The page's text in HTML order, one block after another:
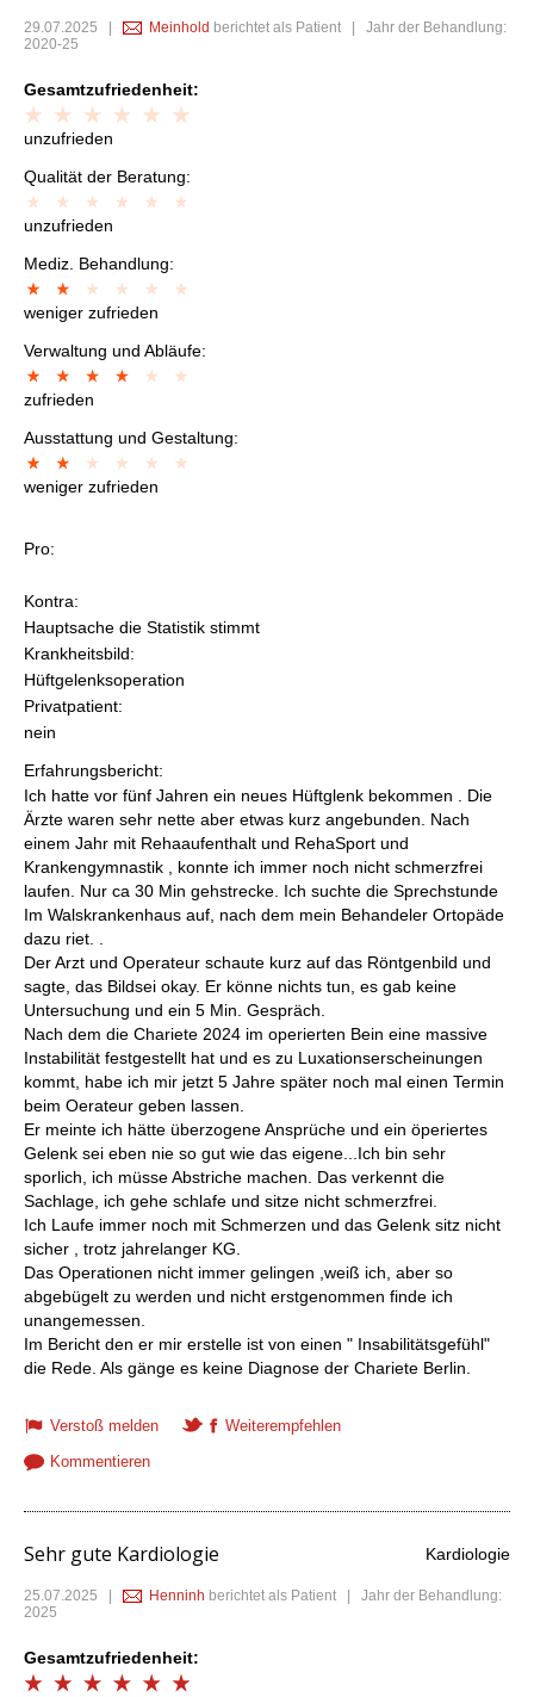
29.07.2025 Meinhold berichtet als Patient | Jahr der Behandlung:
2020-25
Gesamtzufriedenheit:
unzufrieden
Qualität der Beratung:
unzufrieden
Mediz. Behandlung:
weniger zufrieden
Verwaltung und Abläufe:
zufrieden
Ausstattung und Gestaltung:
weniger zufrieden
Pro:
Kontra:
Hauptsache die Statistik stimmt
Krankheitsbild:
Hüftgelenksoperation
Privatpatient:
nein
Erfahrungsbericht:
Ich hatte vor fünf Jahren ein neues Hüftglenk bekommen . Die
Ärzte waren sehr nette aber etwas kurz angebunden. Nach
einem Jahr mit Rehaaufenthalt und RehaSport und
Krankengymnastik , konnte ich immer noch nicht schmerzfrei
laufen. Nur ca 30 Min gehstrecke. Ich suchte die Sprechstunde
Im Walskrankenhaus auf, nach dem mein Behandeler Ortopäde
dazu riet. .
Der Arzt und Operateur schaute kurz auf das Röntgenbild und
sagte, das Bildsei okay. Er könne nichts tun, es gab keine
Untersuchung und ein 5 Min. Gespräch.
Nach dem die Chariete 2024 im operierten Bein eine massive
Instabilität festgestellt hat und es zu Luxationserscheinungen
kommt, habe ich mir jetzt 5 Jahre später noch mal einen Termin
beim Oerateur geben lassen.
Er meinte ich hätte überzogene Ansprüche und ein öperiertes
Gelenk sei eben nie so gut wie das eigene...Ich bin sehr
sporlich, ich müsse Abstriche machen. Das verkennt die
Sachlage, ich gehe schlafe und sitze nicht schmerzfrei.
Ich Laufe immer noch mit Schmerzen und das Gelenk sitz nicht
sicher , trotz jahrelanger KG.
Das Operationen nicht immer gelingen ,weiß ich, aber so
abgebügelt zu werden und nicht erstgenommen finde ich
unangemessen.
Im Bericht den er mir erstelle ist von einen " Insabilitätsgefühl"
die Rede. Als gänge es keine Diagnose der Chariete Berlin.
Verstoß melden
Weiterempfehlen
Kommentieren
Sehr gute Kardiologie Kardiologie
25.07.2025 Henninh berichtet als Patient | Jahr der Behandlung:
2025
Gesamtzufriedenheit: